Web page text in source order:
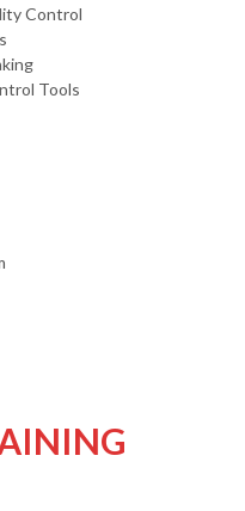
Control
Tools